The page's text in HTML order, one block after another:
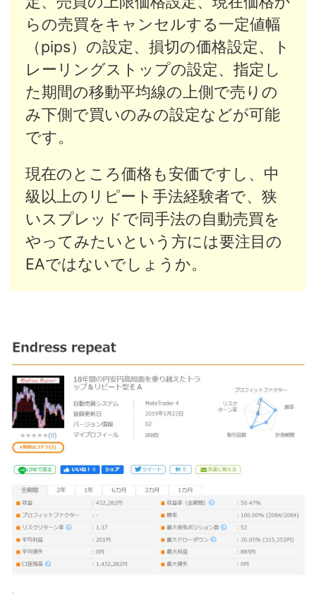
らの売買をキャンセルする一定値幅
（pips）の設定、損切の価格設定、ト
レーリングストップの設定、指定し
た期間の移動平均線の上側で売りの
み下側で買いのみの設定などが可能
です。
現在のところ価格も安価ですし、中
級以上のリピート手法経験者で、狭
いスプレッドで同手法の自動売買を
やってみたいという方には要注目の
EAではないでしょうか。